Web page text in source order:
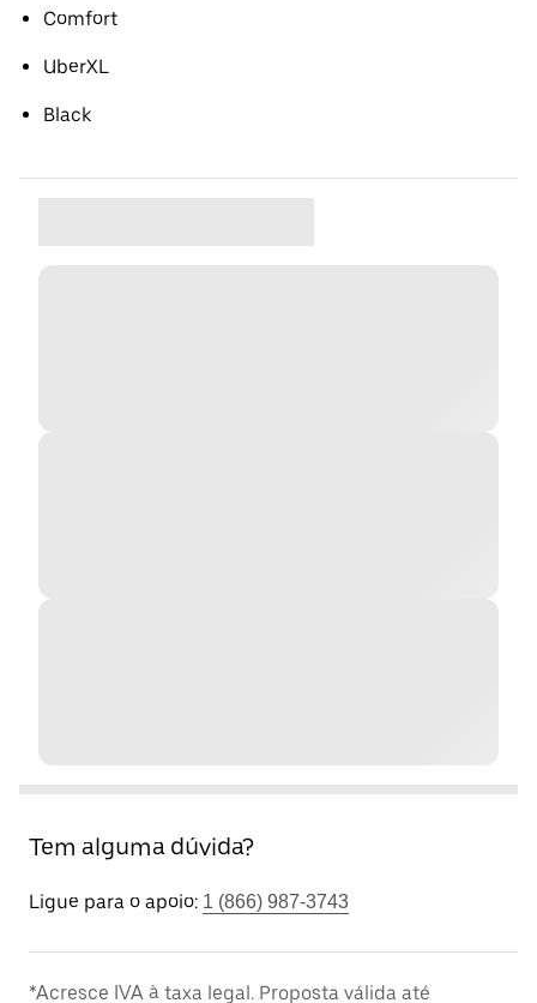
Comfort
UberXL
Black
Tem alguma dúvida?
Ligue para o apoio: 1 (866) 987-3743
*Acresce IVA à taxa legal. Proposta válida até